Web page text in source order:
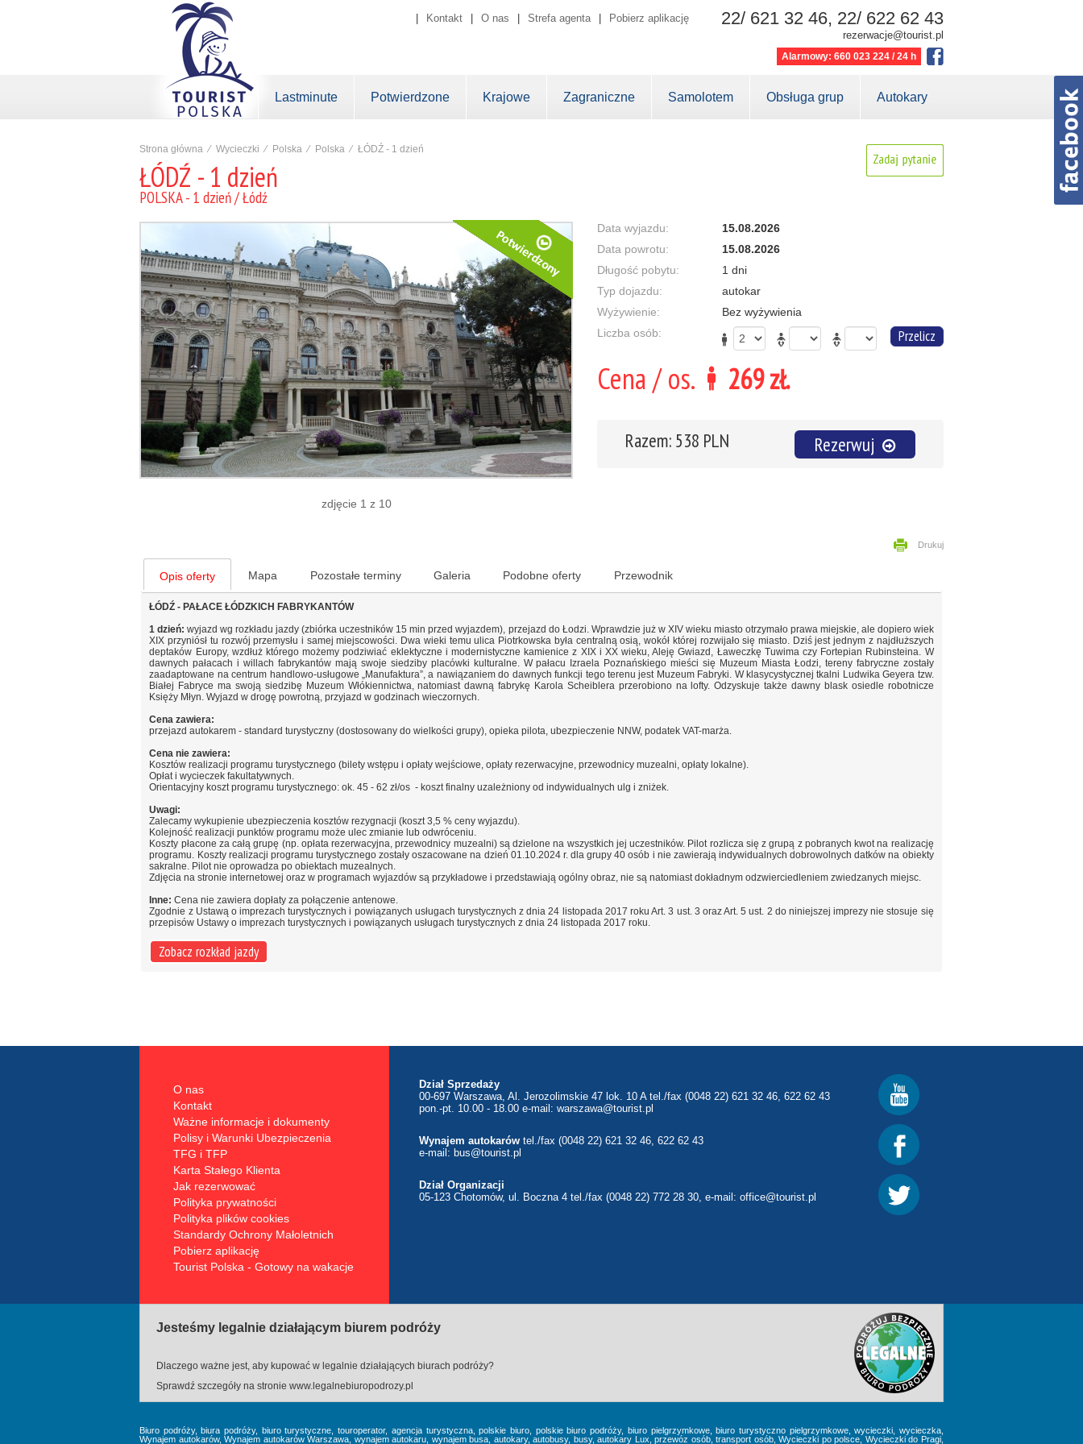
22/ 621 32 46, 22/ 622 62 43
rezerwacje@tourist.pl
Alarmowy: 660 023 224 / 24 h
Kontakt O nas Strefa agenta Pobierz aplikację
Lastminute Potwierdzone Krajowe Zagraniczne Samolotem Obsługa grup Autokary
Strona główna ⁄ Wycieczki ⁄ Polska ⁄ Polska ⁄ ŁÓDŹ - 1 dzień
ŁÓDŹ - 1 dzień
POLSKA - 1 dzień / Łódź
zdjęcie 1 z 10
Data wyjazdu:
15.08.2026
Data powrotu:
15.08.2026
Długość pobytu:
1 dni
Typ dojazdu:
autokar
Wyżywienie:
Bez wyżywienia
Liczba osób:
Cena / os. 269 zł.
Razem: 538 PLN Rezerwuj
Drukuj
Opis oferty Mapa Pozostałe terminy Galeria Podobne oferty Przewodnik
ŁÓDŹ - PAŁACE ŁÓDZKICH FABRYKANTÓW
1 dzień:wyjazd wg rozkładu jazdy (zbiórka uczestników 15 min przed wyjazdem), przejazd do Łodzi. Wprawdzie już w XIV wieku miasto otrzymało prawa miejskie, ale dopiero wiek
XIX przyniósł tu rozwój przemysłu i samej miejscowości. Dwa wieki temu ulica Piotrkowska była centralną osią, wokół której rozwijało się miasto. Dziś jest jednym z najdłuższych
deptaków Europy, wzdłuż którego możemy podziwiać eklektyczne i modernistyczne kamienice z XIX i XX wieku, Aleję Gwiazd, Ławeczkę Tuwima czy Fortepian Rubinsteina. W
dawnych pałacach i willach fabrykantów mają swoje siedziby placówki kulturalne. W pałacu Izraela Poznańskiego mieści się Muzeum Miasta Łodzi, tereny fabryczne zostały
zaadaptowane na centrum handlowo-usługowe „Manufaktura”, a nawiązaniem do dawnych funkcji tego terenu jest Muzeum Fabryki. W klasycystycznej tkalni Ludwika Geyera tzw.
Białej Fabryce ma swoją siedzibę Muzeum Włókiennictwa, natomiast dawną fabrykę Karola Scheiblera przerobiono na lofty. Odzyskuje także dawny blask osiedle robotnicze
Księży Młyn. Wyjazd w drogę powrotną, przyjazd w godzinach wieczornych.
Cena zawiera:
przejazd autokarem - standard turystyczny (dostosowany do wielkości grupy), opieka pilota, ubezpieczenie NNW, podatek VAT-marża.
Cena nie zawiera:
Kosztów realizacji programu turystycznego (bilety wstępu i opłaty wejściowe, opłaty rezerwacyjne, przewodnicy muzealni, opłaty lokalne).
Opłat i wycieczek fakultatywnych.
Orientacyjny koszt programu turystycznego: ok. 45 - 62 zł/os - koszt finalny uzależniony od indywidualnych ulg i zniżek.
Uwagi:
Zalecamy wykupienie ubezpieczenia kosztów rezygnacji (koszt 3,5 % ceny wyjazdu).
Kolejność realizacji punktów programu może ulec zmianie lub odwróceniu.
Koszty płacone za całą grupę (np. opłata rezerwacyjna, przewodnicy muzealni) są dzielone na wszystkich jej uczestników. Pilot rozlicza się z grupą z pobranych kwot na realizację
programu. Koszty realizacji programu turystycznego zostały oszacowane na dzień 01.10.2024 r. dla grupy 40 osób i nie zawierają indywidualnych dobrowolnych datków na obiekty
sakralne. Pilot nie oprowadza po obiektach muzealnych.
Zdjęcia na stronie internetowej oraz w programach wyjazdów są przykładowe i przedstawiają ogólny obraz, nie są natomiast dokładnym odzwierciedleniem zwiedzanych miejsc.
Inne: Cena nie zawiera dopłaty za połączenie antenowe.
Zgodnie z Ustawą o imprezach turystycznych i powiązanych usługach turystycznych z dnia 24 listopada 2017 roku Art. 3 ust. 3 oraz Art. 5 ust. 2 do niniejszej imprezy nie stosuje się
przepisów Ustawy o imprezach turystycznych i powiązanych usługach turystycznych z dnia 24 listopada 2017 roku.
Zobacz rozkład jazdy
O nas
Kontakt
Ważne informacje i dokumenty
Polisy i Warunki Ubezpieczenia
TFG i TFP
Karta Stałego Klienta
Jak rezerwować
Polityka prywatności
Polityka plików cookies
Standardy Ochrony Małoletnich
Pobierz aplikację
Tourist Polska - Gotowy na wakacje
Dział Sprzedaży
00-697 Warszawa, Al. Jerozolimskie 47 lok. 10 A tel./fax (0048 22) 621 32 46, 622 62 43
pon.-pt. 10.00 - 18.00 e-mail: warszawa@tourist.pl
Wynajem autokarów tel./fax (0048 22) 621 32 46, 622 62 43
e-mail: bus@tourist.pl
Dział Organizacji
05-123 Chotomów, ul. Boczna 4 tel./fax (0048 22) 772 28 30, e-mail: office@tourist.pl
Jesteśmy legalnie działającym biurem podróży
Dlaczego ważne jest, aby kupować w legalnie działających biurach podróży?
Sprawdź szczegóły na stronie www.legalnebiuropodrozy.pl
Biuro podróży, biura podróży, biuro turystyczne, touroperator, agencja turystyczna, polskie biuro, polskie biuro podróży, biuro pielgrzymkowe, biuro turystyczno pielgrzymkowe, wycieczki, wycieczka,
Wynajem autokarów, Wynajem autokarów Warszawa, wynajem autokaru, wynajem busa, autokary, autobusy, busy, autokary Lux, przewóz osób, transport osób, Wycieczki po polsce, Wycieczki do Pragi,